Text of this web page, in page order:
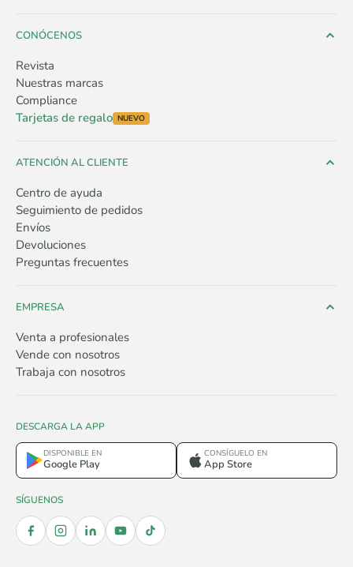
CONÓCENOS
Revista
Nuestras marcas
Compliance
Tarjetas de regalo NUEVO
ATENCIÓN AL CLIENTE
Centro de ayuda
Seguimiento de pedidos
Envíos
Devoluciones
Preguntas frecuentes
EMPRESA
Venta a profesionales
Vende con nosotros
Trabaja con nosotros
DESCARGA LA APP
DISPONIBLE EN
Google Play
CONSÍGUELO EN
App Store
SÍGUENOS